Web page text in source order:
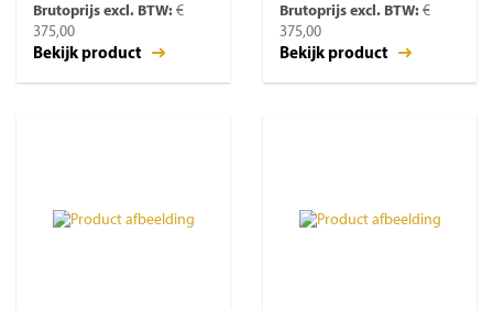
Brutoprijs excl. BTW: €
375,00
Bekijk product
Brutoprijs excl. BTW: €
375,00
Bekijk product